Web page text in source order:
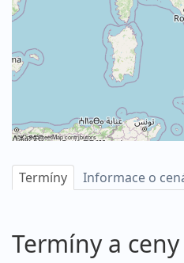
©OpenStreetMapcontributors
Termíny Informace o
Termíny a ceny